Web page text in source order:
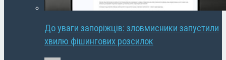
До уваги запоріжців: зловмисники запустили
хвилю фішингових розсилок